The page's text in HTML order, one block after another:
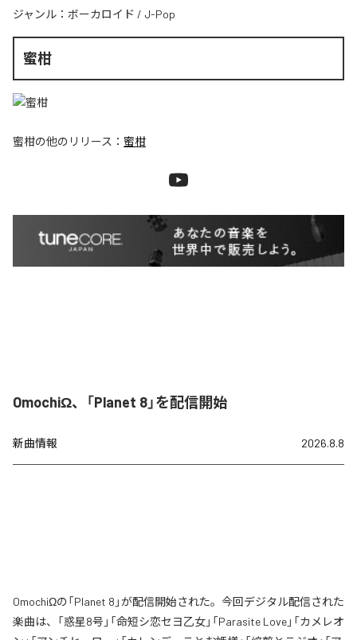
ジャンル： ボーカロイド / J-Pop
蜜柑
蜜柑の他のリリース： 蜜柑
OmochiΩ、「Planet 8」を配信開始
新曲情報 2026.8.8
OmochiΩの「Planet 8」が配信開始された。今回デジタル配信された
楽曲は、「惑星8号」「命短シ恋セヨ乙女」「Parasite Love」「カメレオ